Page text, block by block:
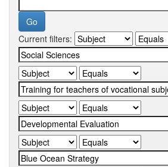
Current filters: